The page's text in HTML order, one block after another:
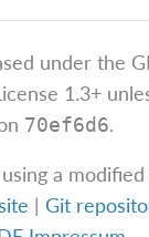
under the
1.3+
70ef6d6.
using a modified
|Git